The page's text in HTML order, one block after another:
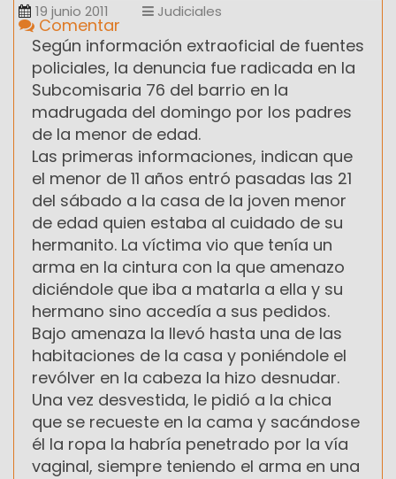
19 junio 2011 Judiciales
Comentar
Según información extraoficial de fuentes
policiales, la denuncia fue radicada en la
Subcomisaria 76 del barrio en la
madrugada del domingo por los padres
de la menor de edad.
Las primeras informaciones, indican que
el menor de 11 años entró pasadas las 21
del sábado a la casa de la joven menor
de edad quien estaba al cuidado de su
hermanito. La víctima vio que tenía un
arma en la cintura con la que amenazo
diciéndole que iba a matarla a ella y su
hermano sino accedía a sus pedidos.
Bajo amenaza la llevó hasta una de las
habitaciones de la casa y poniéndole el
revólver en la cabeza la hizo desnudar.
Una vez desvestida, le pidió a la chica
que se recueste en la cama y sacándose
él la ropa la habría penetrado por la vía
vaginal, siempre teniendo el arma en una